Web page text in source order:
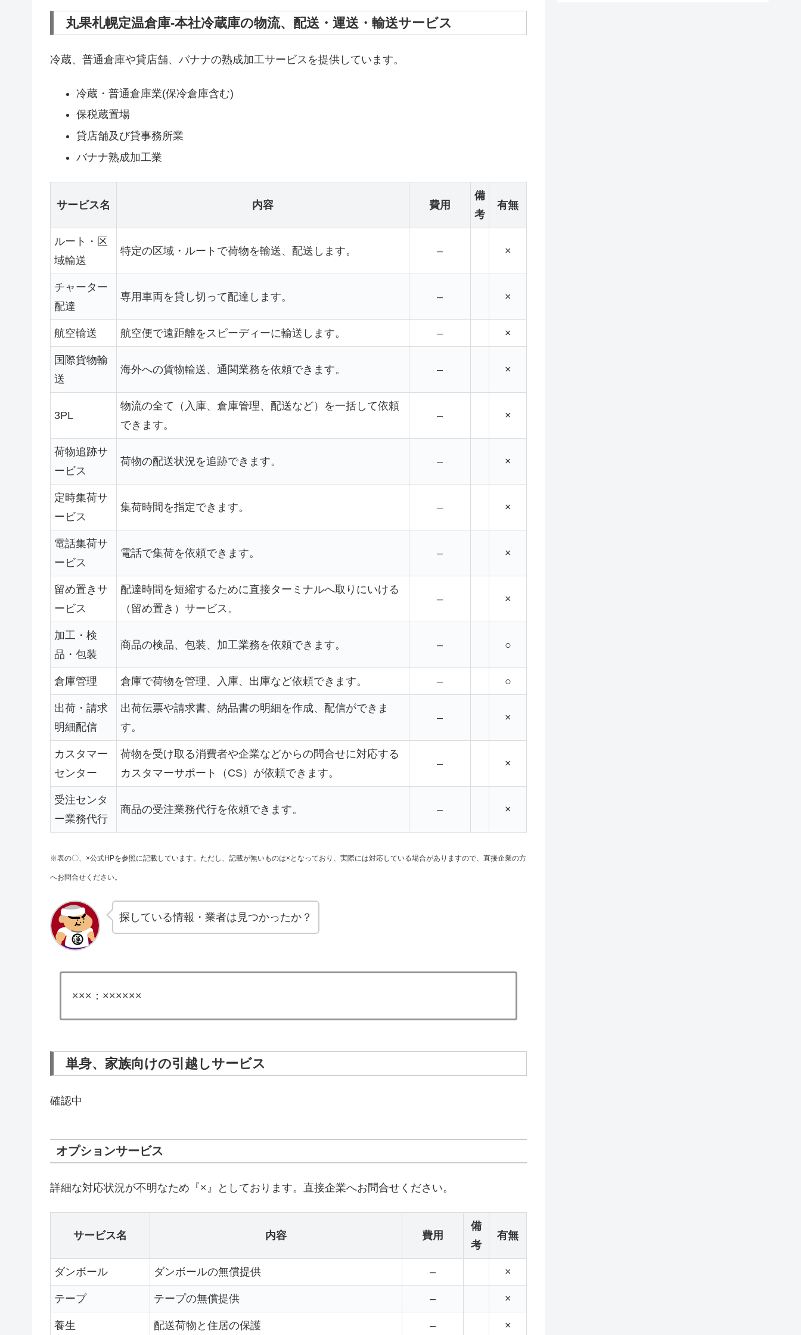
丸果札幌定温倉庫-本社冷蔵庫の物流、配送・運送・輸送サービス
冷蔵、普通倉庫や貸店舗、バナナの熟成加工サービスを提供しています。
冷蔵・普通倉庫業(保冷倉庫含む)
保税蔵置場
貸店舗及び貸事務所業
バナナ熟成加工業
サービス名 内容 費用
備
考
有無
ルート・区
域輸送
特定の区域・ルートで荷物を輸送、配送します。 – ×
チャーター
配達
専用車両を貸し切って配達します。 – ×
航空輸送 航空便で遠距離をスピーディーに輸送します。 – ×
国際貨物輸
送
海外への貨物輸送、通関業務を依頼できます。 – ×
3PL
物流の全て（入庫、倉庫管理、配送など）を一括して依頼
できます。
– ×
荷物追跡サ
ービス
荷物の配送状況を追跡できます。 – ×
定時集荷サ
ービス
集荷時間を指定できます。 – ×
電話集荷サ
ービス
電話で集荷を依頼できます。 – ×
留め置きサ
ービス
配達時間を短縮するために直接ターミナルへ取りにいける
（留め置き）サービス。
– ×
加工・検
品・包装
商品の検品、包装、加工業務を依頼できます。 – ○
倉庫管理 倉庫で荷物を管理、入庫、出庫など依頼できます。 – ○
出荷・請求
明細配信
出荷伝票や請求書、納品書の明細を作成、配信ができま
す。
– ×
カスタマー
センター
荷物を受け取る消費者や企業などからの問合せに対応する
カスタマーサポート（CS）が依頼できます。
– ×
受注センタ
ー業務代行
商品の受注業務代行を依頼できます。 – ×
※表の〇、×公式HPを参照に記載しています。ただし、記載が無いものは×となっており、実際には対応している場合がありますので、直接企業の方
へお問合せください。
探している情報・業者は見つかったか？
×××：××××××
単身、家族向けの引越しサービス
確認中
オプションサービス
詳細な対応状況が不明なため『×』としております。直接企業へお問合せください。
サービス名 内容 費用
備
考
有無
ダンボール ダンボールの無償提供 – ×
テープ テープの無償提供 – ×
養生 配送荷物と住居の保護 – ×